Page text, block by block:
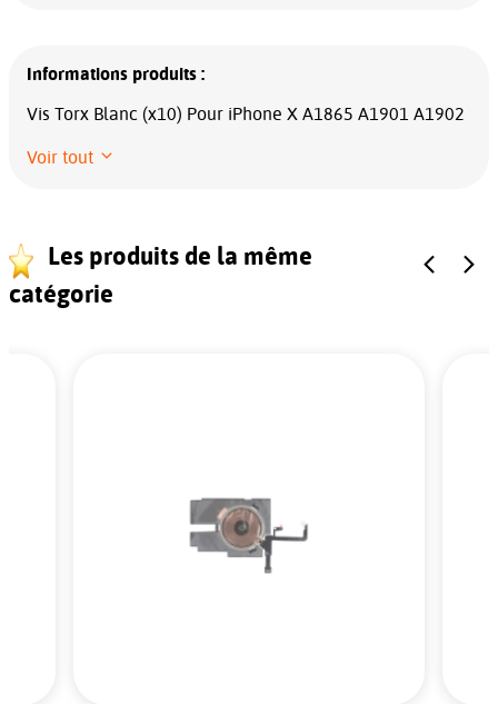
Informations produits :
Vis Torx Blanc (x10) Pour iPhone X A1865 A1901 A1902
Voir tout
Les produits de la même
catégorie